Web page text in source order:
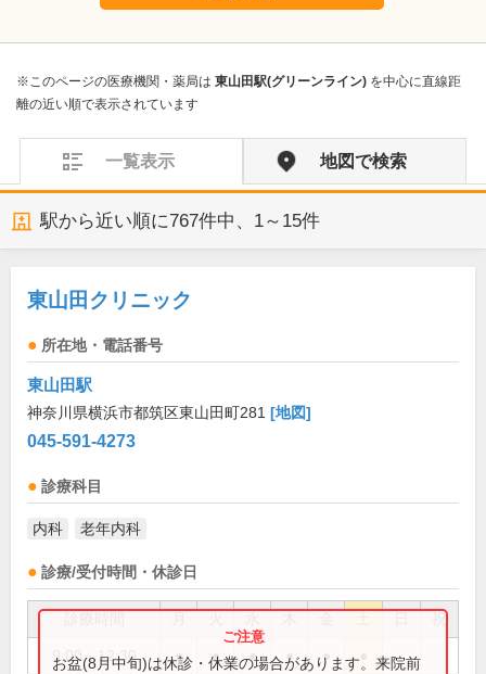
※このページの医療機関・薬局は 東山田駅(グリーンライン) を中心に直線距
離の近い順で表示されています
一覧表示 地図で検索
駅から近い順に767件中、 1～15件
東山田クリニック
所在地・電話番号
東山田駅
神奈川県横浜市都筑区東山田町281 [地図]
045-591-4273
診療科目
内科 老年内科
診療/受付時間・休診日
祝
9:00～12:30 ● ● ● ● ●
お盆(8月中旬)は休診・休業の場合があります。来院前